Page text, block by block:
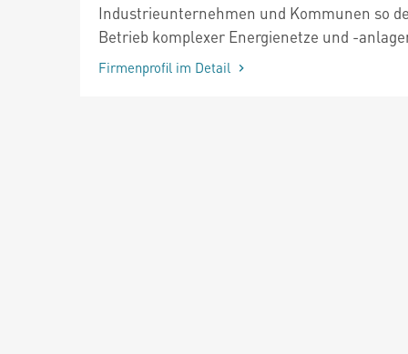
Industrieunternehmen und Kommunen so
Betrieb komplexer Energienetze und -
Firmenprofil im Detail